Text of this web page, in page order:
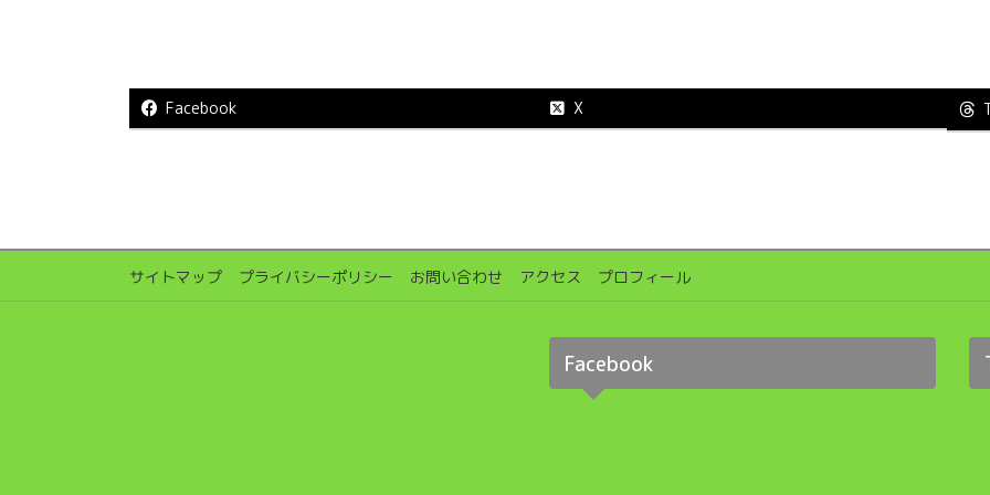
Facebook X
サイトマップ プライバシーポリシー お問い合わせ アクセス プロフィール
Facebook